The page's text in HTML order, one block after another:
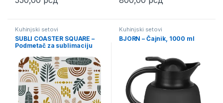
Kuhinjski setovi
SUBLI COASTER SQUARE –
Podmetač za sublimaciju
Kuhinjski setovi
BJORN – Čajnik, 1000 ml